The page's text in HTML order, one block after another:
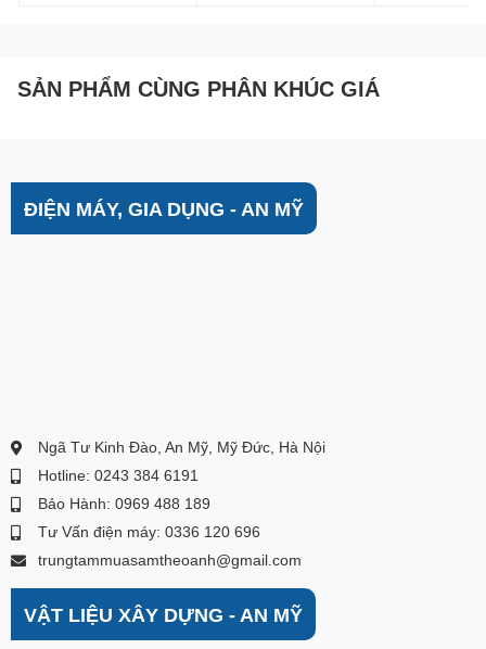
Tặng phiếu bốc thăm may mắn ( tùy theo giá trị đơn hàng )
SẢN PHẨM CÙNG PHÂN KHÚC GIÁ
ĐIỆN MÁY, GIA DỤNG - AN MỸ
Ngã Tư Kinh Đào, An Mỹ, Mỹ Đức, Hà Nội
Hotline: 0243 384 6191
Bảo Hành: 0969 488 189
Tư Vấn điện máy: 0336 120 696
trungtammuasamtheoanh@gmail.com
VẬT LIỆU XÂY DỰNG - AN MỸ